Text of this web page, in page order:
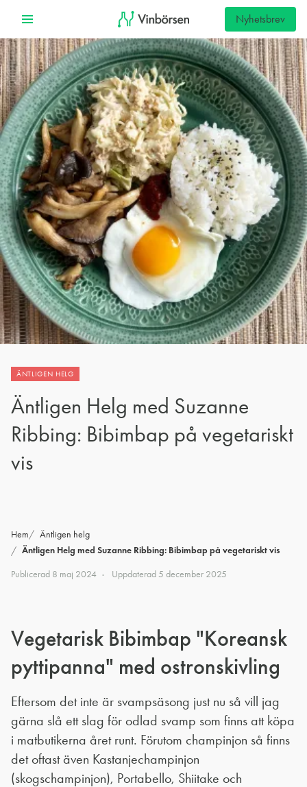
Nyhetsbrev
ÄNTLIGEN HELG
Äntligen Helg med Suzanne
Ribbing: Bibimbap på vegetariskt
vis
Hem Äntligen helg
Äntligen Helg med Suzanne Ribbing: Bibimbap på vegetariskt vis
Publicerad 8 maj 2024 Uppdaterad5 december 2025
Vegetarisk Bibimbap "Koreansk
pyttipanna" med ostronskivling
Eftersom det inte är svampsäsong just nu så vill jag
gärna slå ett slag för odlad svamp som finns att köpa
i matbutikerna året runt. Förutom champinjon så finns
det oftast även Kastanjechampinjon
(skogschampinjon), Portabello, Shiitake och